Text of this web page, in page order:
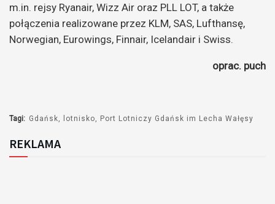
m.in. rejsy Ryanair, Wizz Air oraz PLL LOT, a także
połączenia realizowane przez KLM, SAS, Lufthansę,
Norwegian, Eurowings, Finnair, Icelandair i Swiss.
oprac. puch
Tagi: Gdańsk lotnisko Port Lotniczy Gdańsk im Lecha Wałęsy
REKLAMA